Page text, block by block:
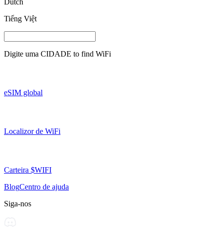
Tiếng Việt
Digite uma CIDADE to find WiFi
eSIM global
Localizor de WiFi
Carteira $WIFI
BlogCentro de ajuda
Siga-nos